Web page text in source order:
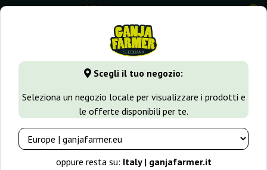
Scegli il tuo negozio:
Seleziona un negozio locale per visualizzare i prodotti e
le offerte disponibili per te.
oppure resta su: Italy | ganjafarmer.it
0
GanjaFarmer.it Tipi di Semi Semi Indica Holland’s
Label